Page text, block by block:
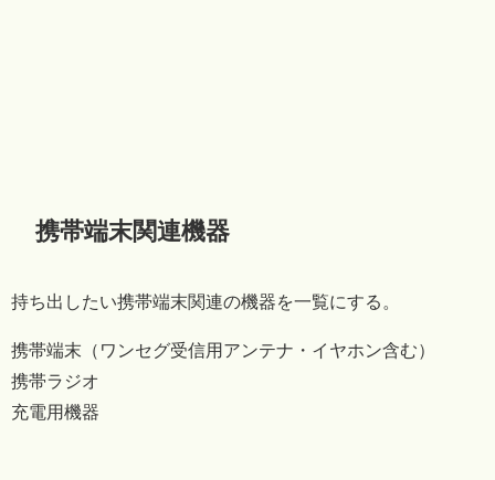
携帯端末関連機器
持ち出したい携帯端末関連の機器を一覧にする。
携帯端末（ワンセグ受信用アンテナ・イヤホン含む）
携帯ラジオ
充電用機器